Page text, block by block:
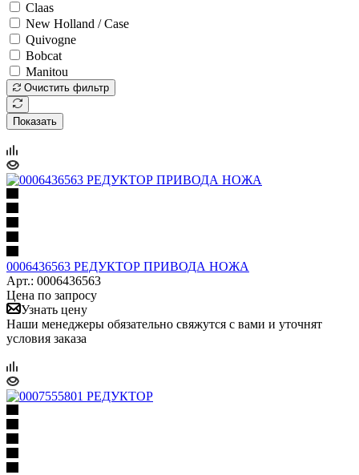
Claas
New Holland / Case
Quivogne
Bobcat
Manitou
Очистить фильтр
Показать
0006436563 РЕДУКТОР ПРИВОДА НОЖА
Арт.: 0006436563
Цена по запросу
Узнать цену
Наши менеджеры обязательно свяжутся с вами и уточнят
условия заказа